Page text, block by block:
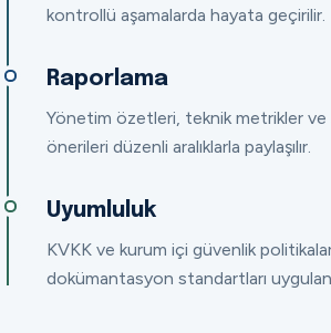
kontrollü aşamalarda hayata geçirilir.
Raporlama
Yönetim özetleri, teknik metrikler ve
önerileri düzenli aralıklarla paylaşılır.
Uyumluluk
KVKK ve kurum içi güvenlik
dokümantasyon standartları